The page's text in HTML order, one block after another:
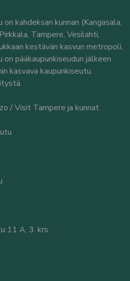
kahdeksan kunnan (Kangasala,
Tampere, Vesilahti,
kestävän kasvun metropoli.
pääkaupunkiseudun jälkeen
kasvava kaupunkiseutu.
/ Visit Tampere ja kunnat
11 A, 3. krs.